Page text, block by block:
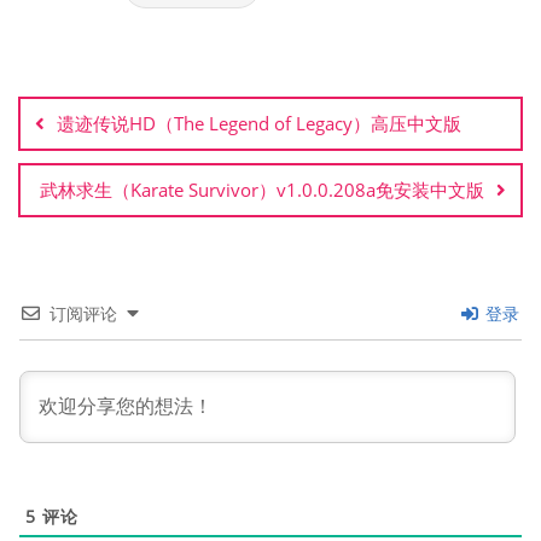
章
导
航
遗迹传说HD（The Legend of Legacy）高压中文版
武林求生（Karate Survivor）v1.0.0.208a免安装中文版
订阅评论 登录
5 评论